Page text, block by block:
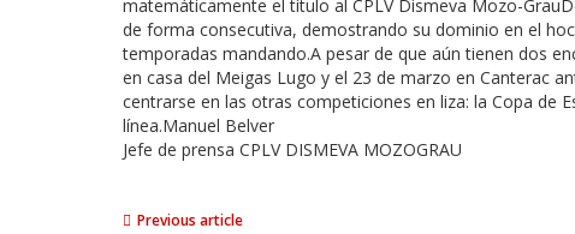
matemáticamente el título al CPLV Dismeva Mozo-
de forma consecutiva, demostrando su dominio en el
temporadas mandando.A pesar de que aún tienen dos
en casa del Meigas Lugo y el 23 de marzo en Canterac
centrarse en las otras competiciones en liza: la Copa de
línea.Manuel Belver
Jefe de prensa CPLV DISMEVA MOZOGRAU
Previous article